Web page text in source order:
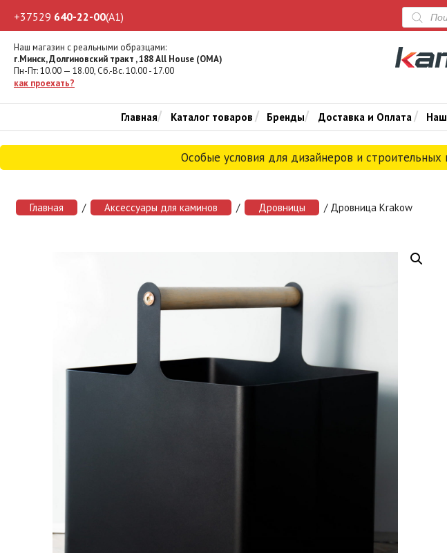
+37529 640-22-00(A1)
Поиск
товаров
Наш магазин с реальными образцами:
г.Минск, Долгиновский тракт , 188 All House (ОМА)
Пн-Пт: 10.00 — 18.00, Cб.-Вс. 10.00 - 17.00
как проехать?
Главная Каталог товаров Бренды Доставка и Оплата
Особые условия для дизайнеров и строительных
Главная / Аксессуары для каминов / Дровницы / Дровница Krakow